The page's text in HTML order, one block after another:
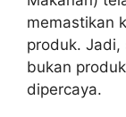
memastikan
produk. Jadi,
bukan
dipercaya.